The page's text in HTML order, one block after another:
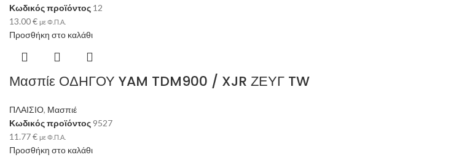
Κωδικός προϊόντος 12
13.00€ με Φ.Π.Α.
Προσθήκη στο καλάθι
Μασπίε ΟΔΗΓΟΥ YAM TDM900 / XJR ΖΕΥΓ TW
ΠΛΑΙΣΙΟ, Μασπιέ
Κωδικός προϊόντος 9527
11.77€ με Φ.Π.Α.
Προσθήκη στο καλάθι